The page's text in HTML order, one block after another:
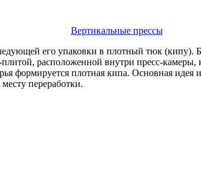
Вертикальные прессы-
его упаковки в плотный тюк (кипу).
расположенной внутри пресс-камеры,
формируется плотная кипа. Основная идея
переработки.